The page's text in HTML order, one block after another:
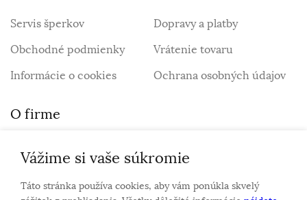
Servis šperkov
Dopravy a platby
Obchodné podmienky
Vrátenie tovaru
Informácie o cookies
Ochrana osobných údajov
O firme
Personalizovaný šperk
O nás
Kontakt
Vážime si vaše súkromie
Táto stránka používa cookies, aby vám ponúkla skvelý